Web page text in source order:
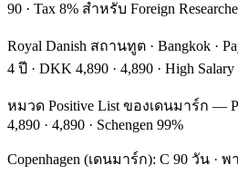
90 · Tax 8% สำหรับ Foreign
Royal Danish สถานทูต · Bangkok ·
4 ปี · DKK 4,890 · 4,890 · High Salary
หมวด Positive List ของเดนมาร์ก —
4,890 · 4,890 · Schengen 99%
Copenhagen (เดนมาร์ก): C 90 วัน ·